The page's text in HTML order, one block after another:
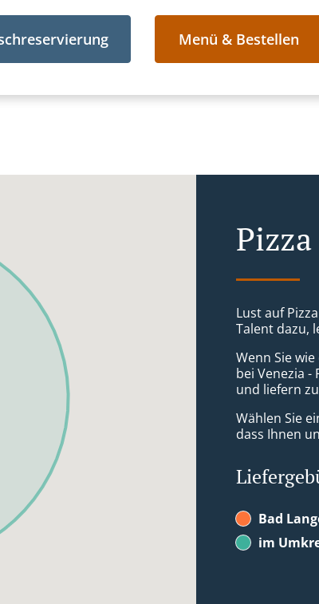
Menü & Bestellen
Lust auf
Talent dazu,
Wenn Sie
bei Venezia -
und liefern
Wählen Sie
dass Ihnen
Bad
im